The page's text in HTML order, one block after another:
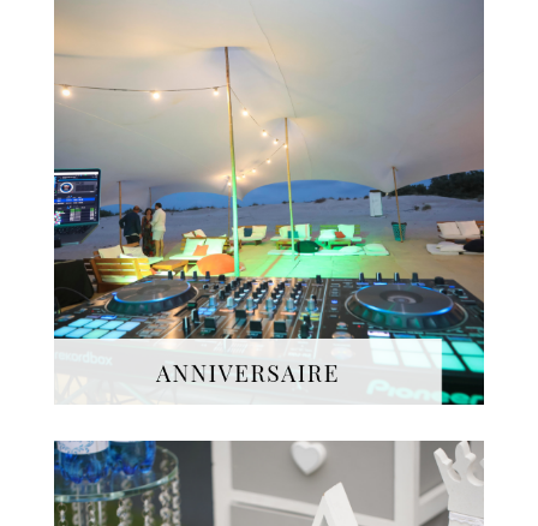
30 ans ? 40 ans ? 50 ans ? Noces d'or
ou d'argent ? Nous organisons votre
Anniversaire(de mariage) sur-
mesure en Israël, l'un des
événements privés les plus
importants pour vous et votre
entourage.